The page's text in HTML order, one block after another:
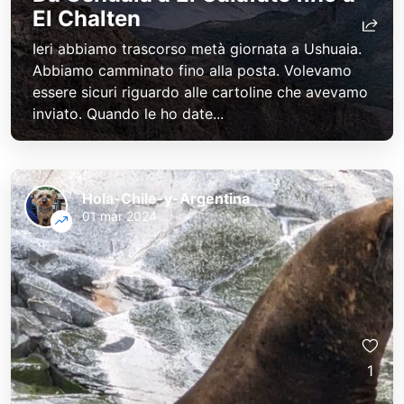
El Chalten
Ieri abbiamo trascorso metà giornata a Ushuaia.
Abbiamo camminato fino alla posta. Volevamo
essere sicuri riguardo alle cartoline che avevamo
inviato. Quando le ho date...
Hola-Chile-y-Argentina
01 mar 2024
1